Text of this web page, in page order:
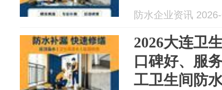
防水最新资
防水企业资讯
2026大连卫
口碑好、服
工卫生间防